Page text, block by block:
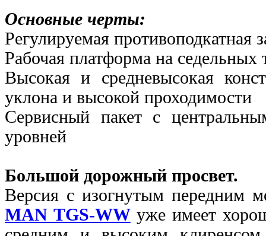
Основные черты:
Регулируемая противоподкатная
Рабочая платформа на седельных
Высокая и средневысокая
уклона и высокой проходимости
Сервисный пакет с
уровней
Большой дорожный просвет.
Версия с изогнутым
MAN TGS-WWуже имеет